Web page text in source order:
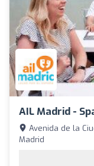
AIL Madrid -
Avenida de la
Madrid